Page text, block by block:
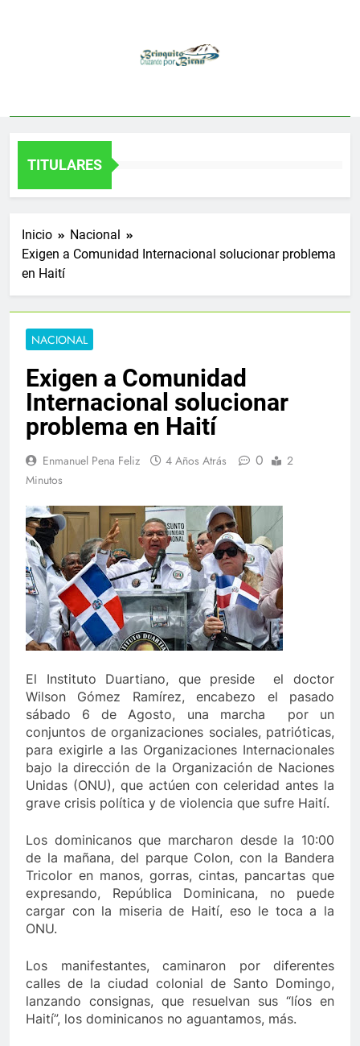
TITULARES
Inicio
Nacional
Exigen a Comunidad Internacional solucionar problema
en Haití
NACIONAL
Exigen a Comunidad
Internacional solucionar
problema en Haití
Enmanuel Pena Feliz 4 Años Atrás 0
2
Minutos
El Instituto Duartiano, que preside el doctor
Wilson Gómez Ramírez, encabezo el pasado
sábado 6 de Agosto, una marcha por un
conjuntos de organizaciones sociales, patrióticas,
para exigirle a las Organizaciones Internacionales
bajo la dirección de la Organización de Naciones
Unidas (ONU), que actúen con celeridad antes la
grave crisis política y de violencia que sufre Haití.
Los dominicanos que marcharon desde la 10:00
de la mañana, del parque Colon, con la Bandera
Tricolor en manos, gorras, cintas, pancartas que
expresando, República Dominicana, no puede
cargar con la miseria de Haití, eso le toca a la
ONU.
Los manifestantes, caminaron por diferentes
calles de la ciudad colonial de Santo Domingo,
lanzando consignas, que resuelvan sus “líos en
Haití”, los dominicanos no aguantamos, más.